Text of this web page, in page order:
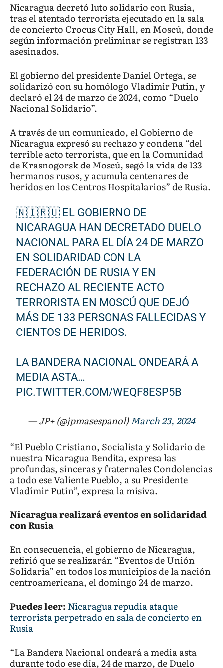
Nicaragua decretó luto solidario con Rusia,
tras el atentado terrorista ejecutado en la sala
de concierto Crocus City Hall, en Moscú, donde
según información preliminar se registran 133
asesinados.
El gobierno del presidente Daniel Ortega, se
solidarizó con su homólogo Vladimir Putin, y
declaró el 24 de marzo de 2024, como “Duelo
Nacional Solidario”.
A través de un comunicado, el Gobierno de
Nicaragua expresó su rechazo y condena “del
terrible acto terrorista, que en la Comunidad
de Krasnogorsk de Moscú, segó la vida de 133
hermanos rusos, y acumula centenares de
heridos en los Centros Hospitalarios” de Rusia.
🇳🇮🇷🇺 EL GOBIERNO DE
NICARAGUA HAN DECRETADO DUELO
NACIONAL PARA EL DÍA 24 DE MARZO
EN SOLIDARIDAD CON LA
FEDERACIÓN DE RUSIA Y EN
RECHAZO AL RECIENTE ACTO
TERRORISTA EN MOSCÚ QUE DEJÓ
MÁS DE 133 PERSONAS FALLECIDAS Y
CIENTOS DE HERIDOS.
LA BANDERA NACIONAL ONDEARÁ A
MEDIA ASTA…
PIC.TWITTER.COM/WEQF8ESP5B
— JP+ (@jpmasespanol)March 23, 2024
“El Pueblo Cristiano, Socialista y Solidario de
nuestra Nicaragua Bendita, expresa las
profundas, sinceras y fraternales Condolencias
a todo ese Valiente Pueblo, a su Presidente
Vladímir Putin”, expresa la misiva.
Nicaragua realizará eventos en solidaridad
con Rusia
En consecuencia, el gobierno de Nicaragua,
refirió que se realizarán “Eventos de Unión
Solidaria” en todos los municipios de la nación
centroamericana, el domingo 24 de marzo.
Puedes leer: Nicaragua repudia ataque
terrorista perpetrado en sala de concierto en
Rusia
“La Bandera Nacional ondeará a media asta
durante todo ese día, 24 de marzo, de Duelo